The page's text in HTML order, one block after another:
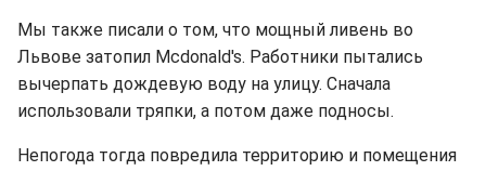
Мы также писали о том, что мощный ливень во
Львове затопил Mcdonald's. Работники пытались
вычерпать дождевую воду на улицу. Сначала
использовали тряпки, а потом даже подносы.
Непогода тогда повредила территорию и помещения